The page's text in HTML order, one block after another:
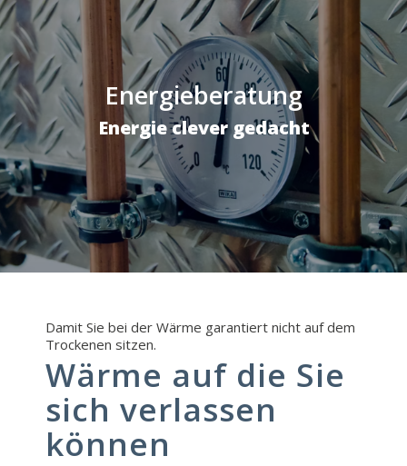
Energieberatung
Energie clever gedacht
Damit Sie bei der Wärme garantiert nicht auf dem
Trockenen sitzen.
Wärme auf die Sie
sich verlassen
können